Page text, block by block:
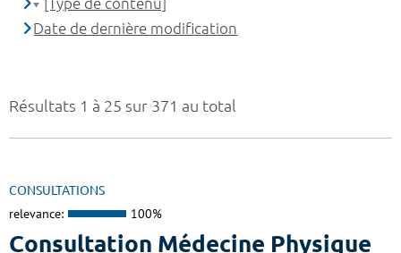
Résultats 1 à 25 sur 371 au total
CONSULTATIONS
relevance: 100%
Consultation Médecine Physique
Date de dernière modification